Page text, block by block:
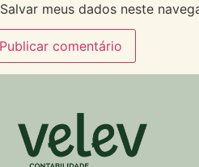
Salvar meus dados neste